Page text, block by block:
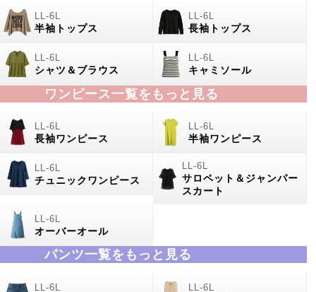
半袖トップス 長袖トップス
シャツ＆ブラウス キャミソール
ワンピース一覧をもっと見る
長袖ワンピース 半袖ワンピース
チュニックワンピース
サロペット＆ジャンパー
スカート
オーバーオール
パンツ一覧をもっと見る